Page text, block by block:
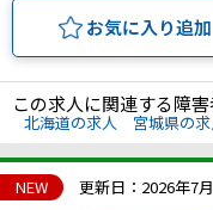
お気に入り追加
この求人に関連する障
北海道の求人 宮城県の求
NEW 更新日：2026年7